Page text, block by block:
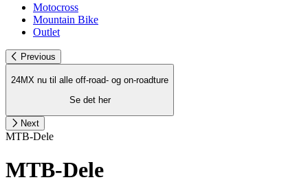
Motocross
Mountain Bike
Outlet
Previous
24MX nu til alle off-road- og on-roadture
Se det her
Next
MTB-Dele
MTB-Dele